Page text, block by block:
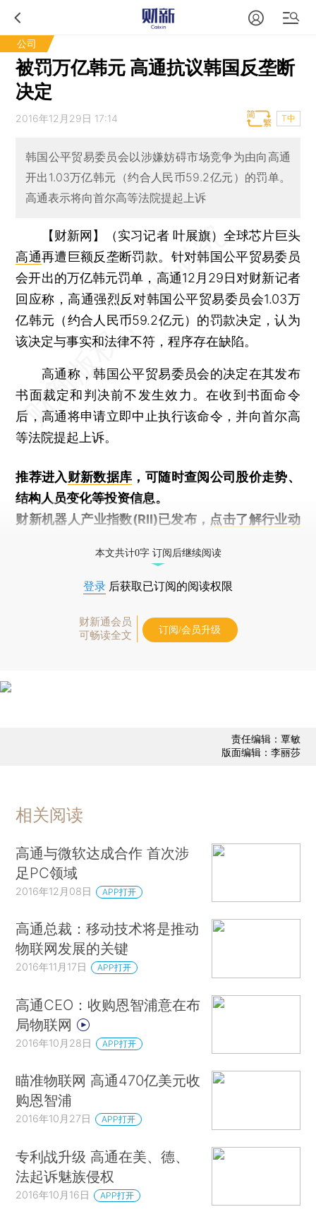
公司
被罚万亿韩元 高通抗议韩国反垄断
决定
2016年12月29日 17:14 T中
韩国公平贸易委员会以涉嫌妨碍市场竞争为由向高通
开出1.03万亿韩元（约合人民币59.2亿元）的罚单。
高通表示将向首尔高等法院提起上诉
【财新网】（实习记者 叶展旗）全球芯片巨头
高通再遭巨额反垄断罚款。针对韩国公平贸易委员
会开出的万亿韩元罚单，高通12月29日对财新记者
回应称，高通强烈反对韩国公平贸易委员会1.03万
亿韩元（约合人民币59.2亿元）的罚款决定，认为
该决定与事实和法律不符，程序存在缺陷。
高通称，韩国公平贸易委员会的决定在其发布
书面裁定和判决前不发生效力。在收到书面命令
后，高通将申请立即中止执行该命令，并向首尔高
等法院提起上诉。
推荐进入财新数据库 ，可随时查阅公司股价走势、
结构人员变化等投资信息。
财新机器人产业指数(RII)已发布， 点击了解行业动
本文共计0字 订阅后继续阅读
登录 后获取已订阅的阅读权限
财新通会员
可畅读全文
订阅/会员升级
责任编辑：覃敏
版面编辑：李丽莎
相关阅读
高通与微软达成合作 首次涉
足PC领域
2016年12月08日 APP打开
高通总裁：移动技术将是推动
物联网发展的关键
2016年11月17日 APP打开
高通CEO：收购恩智浦意在布
局物联网
2016年10月28日 APP打开
瞄准物联网 高通470亿美元收
购恩智浦
2016年10月27日 APP打开
专利战升级 高通在美、德、
法起诉魅族侵权
2016年10月16日 APP打开